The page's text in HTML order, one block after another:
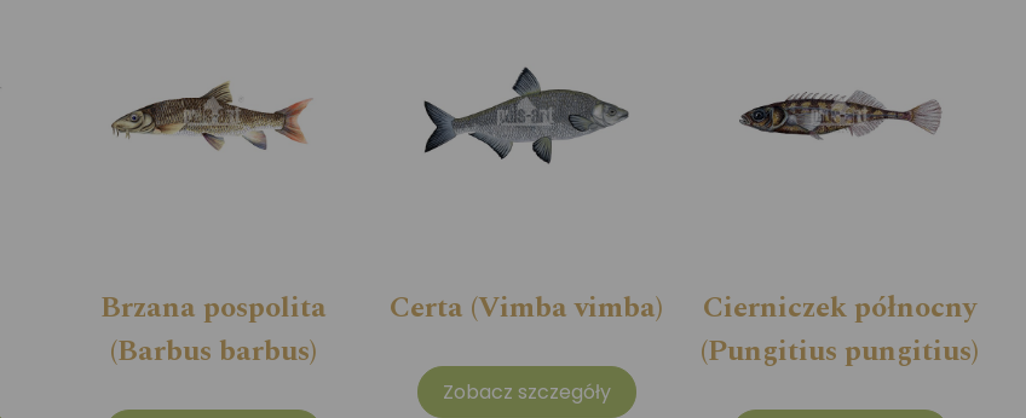
Brzana pospolita
(Barbus barbus)
Certa (Vimba vimba)
Zobacz szczegóły
Cierniczek północny
(Pungitius pungitius)